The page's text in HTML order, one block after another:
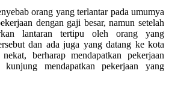
orang yang terlantar pada umumya
dengan gaji besar, namun setelah
lantaran tertipu oleh orang yang
dan ada juga yang datang ke kota
berharap mendapatkan pekerjaan
mendapatkan pekerjaan yang